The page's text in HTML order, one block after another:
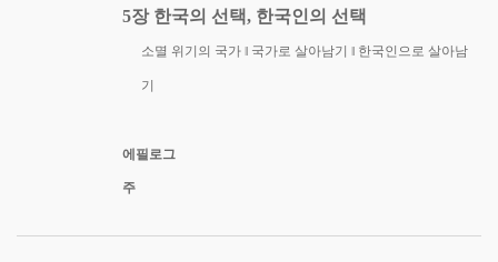
5장 한국의 선택, 한국인의 선택
소멸 위기의 국가‖ 국가로 살아남기‖ 한국인으로 살아남
기
에필로그
주